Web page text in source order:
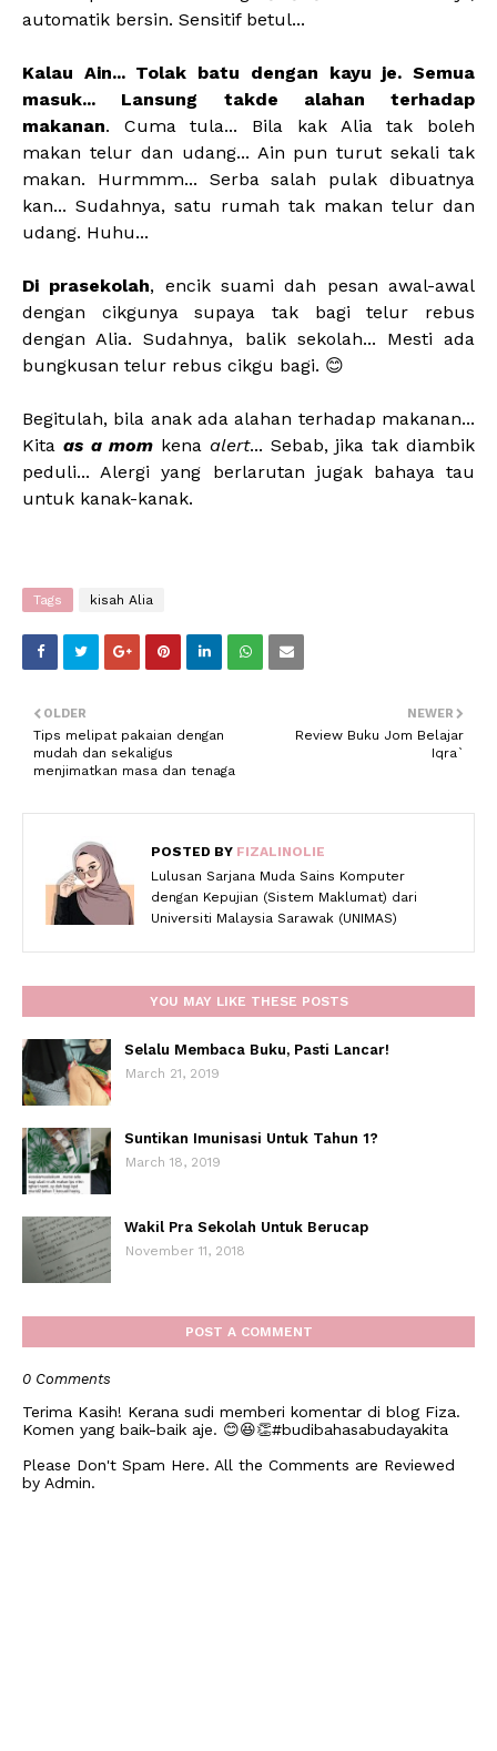
automatik bersin. Sensitif betul...
Kalau Ain... Tolak batu dengan kayu je. Semua
masuk... Lansung takde alahan terhadap
makanan. Cuma tula... Bila kak Alia tak boleh
makan telur dan udang... Ain pun turut sekali tak
makan. Hurmmm... Serba salah pulak dibuatnya
kan... Sudahnya, satu rumah tak makan telur dan
udang. Huhu...
Di prasekolah, encik suami dah pesan awal-awal
dengan cikgunya supaya tak bagi telur rebus
dengan Alia. Sudahnya, balik sekolah... Mesti ada
bungkusan telur rebus cikgu bagi. 😊
Begitulah, bila anak ada alahan terhadap makanan...
Kita as a mom kena alert... Sebab, jika tak diambik
peduli... Alergi yang berlarutan jugak bahaya tau
untuk kanak-kanak.
Tags kisah Alia
NEWER
Review Buku Jom Belajar
Iqra`
OLDER
Tips melipat pakaian dengan
mudah dan sekaligus
menjimatkan masa dan tenaga
POSTED BY FIZALINOLIE
Lulusan Sarjana Muda Sains Komputer
dengan Kepujian (Sistem Maklumat) dari
Universiti Malaysia Sarawak (UNIMAS)
YOU MAY LIKE THESE POSTS
Selalu Membaca Buku, Pasti Lancar!
March 21, 2019
Suntikan Imunisasi Untuk Tahun 1?
March 18, 2019
Wakil Pra Sekolah Untuk Berucap
November 11, 2018
POST A COMMENT
0 Comments
Terima Kasih! Kerana sudi memberi komentar di blog Fiza.
Komen yang baik-baik aje. 😊😆👏#budibahasabudayakita
Please Don't Spam Here. All the Comments are Reviewed
by Admin.